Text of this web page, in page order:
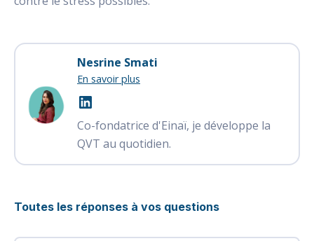
Nesrine Smati
Co-fondatrice d'Einaï, je développe la
QVT au quotidien.
En savoir plus
Toutes les réponses à vos questions